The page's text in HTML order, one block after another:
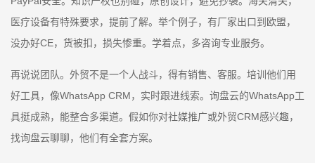
医疗设备有特殊要求，提前了解。举个例子，有厂家出口到欧盟，
没办好CE，货被扣，损失惨重。学着点，多咨询专业服务。
再说说团队。外贸不是一个人战斗，得有销售、客服。培训他们用
好工具，像WhatsApp CRM，实时跟进线索。询盘云的WhatsApp工
具挺成熟，能整合多渠道。假如你对社媒推广或外贸CRM感兴趣，
找询盘云聊聊，他们有全套方案。